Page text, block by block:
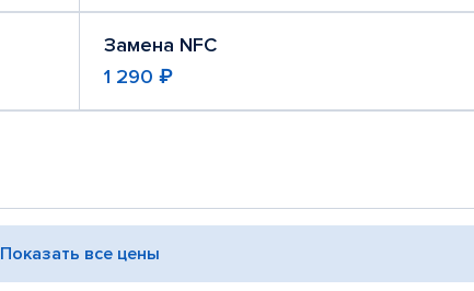
Замена NFC
1 290 ₽
Показать все цены